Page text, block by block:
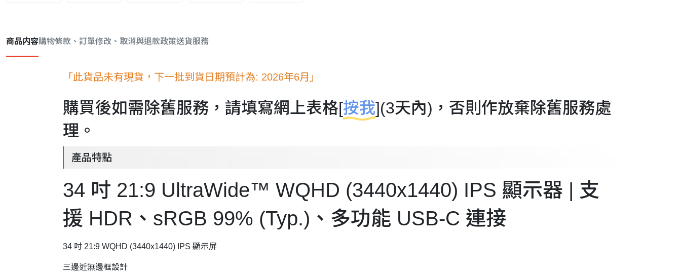
商品内容購物條款、訂單修改、取消與退款政策送貨服務
「此貨品未有現貨，下一批到貨日期預計為: 2026年6月」
購買後如需除舊服務，請填寫網上表格[按我](3天內)，否則作放棄除舊服務處
理。
產品特點
34 吋 21:9 UltraWide™ WQHD (3440x1440) IPS 顯示器 | 支
援 HDR、sRGB 99% (Typ.)、多功能 USB-C 連接
34 吋 21:9 WQHD (3440x1440) IPS 顯示屏
三邊近無邊框設計